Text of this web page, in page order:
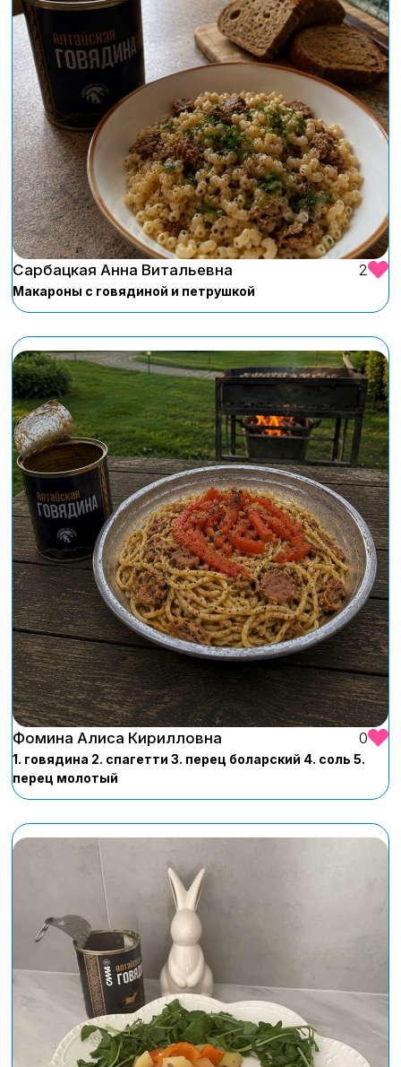
Сарбацкая Анна Витальевна 2
Макароны с говядиной и петрушкой
Фомина Алиса Кирилловна 0
1. говядина 2. спагетти 3. перец боларский 4. соль 5.
перец молотый